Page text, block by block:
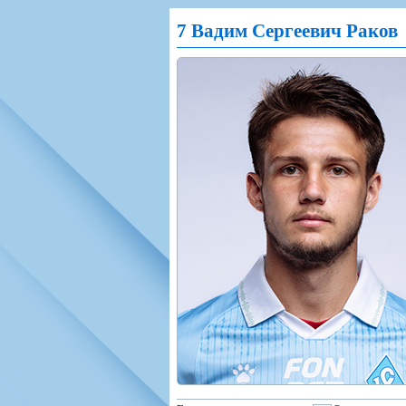
Игроки
Тренерско-административный
Руководство
Фонд поддержки
Контакты
Солидарность Самара Арена
Закупки
Вакансии
Документы
РПЛ
Календарь
Таблица
Шахматка
Статистика состава
Баланс матчей
FONBET Кубок России
Матчи
Молодежная команда
Календарь
Таблица
Шахматка
Статистика состава
Крылья Советов-2
Календарь
Таблица
Шахматка
Чемпионат
Кубок СССР
Чемпионат
Кубок России
Лига Европы
Кубок
Молодежное
Кубок
Кубок ФНЛ
Игроки
Ветераны
Стадион
7 Вадим Сергеевич Раков